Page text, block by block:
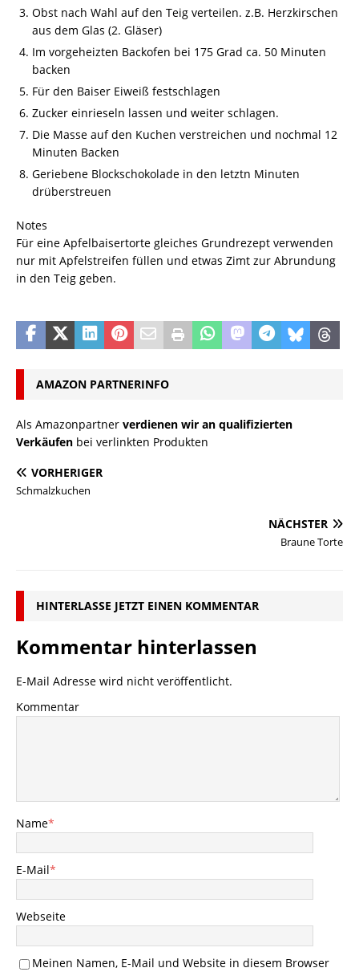
Obst nach Wahl auf den Teig verteilen. z.B. Herzkirschen
aus dem Glas (2. Gläser)
Im vorgeheizten Backofen bei 175 Grad ca. 50 Minuten
backen
Für den Baiser Eiweiß festschlagen
Zucker einrieseln lassen und weiter schlagen.
Die Masse auf den Kuchen verstreichen und nochmal 12
Minuten Backen
Geriebene Blockschokolade in den letztn Minuten
drüberstreuen
Notes
Für eine Apfelbaisertorte gleiches Grundrezept verwenden
nur mit Apfelstreifen füllen und etwas Zimt zur Abrundung
in den Teig geben.
AMAZON PARTNERINFO
Als Amazonpartner verdienen wir an qualifizierten
Verkäufen bei verlinkten Produkten
VORHERIGER
Schmalzkuchen
NÄCHSTER
Braune Torte
HINTERLASSE JETZT EINEN KOMMENTAR
Kommentar hinterlassen
E-Mail Adresse wird nicht veröffentlicht.
Kommentar
Name*
E-Mail*
Webseite
Meinen Namen, E-Mail und Website in diesem Browser